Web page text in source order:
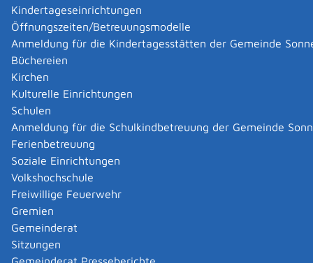
Kindertageseinrichtungen
Öffnungszeiten/Betreuungsmodelle
Anmeldung für die Kindertagesstätten der Gemeinde
Büchereien
Kirchen
Kulturelle Einrichtungen
Schulen
Anmeldung für die Schulkindbetreuung der Gemeinde
Ferienbetreuung
Soziale Einrichtungen
Volkshochschule
Freiwillige Feuerwehr
Gremien
Gemeinderat
Sitzungen